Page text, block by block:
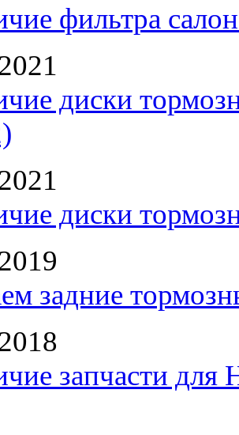
фильтра
диски
диски
задние
запчасти для